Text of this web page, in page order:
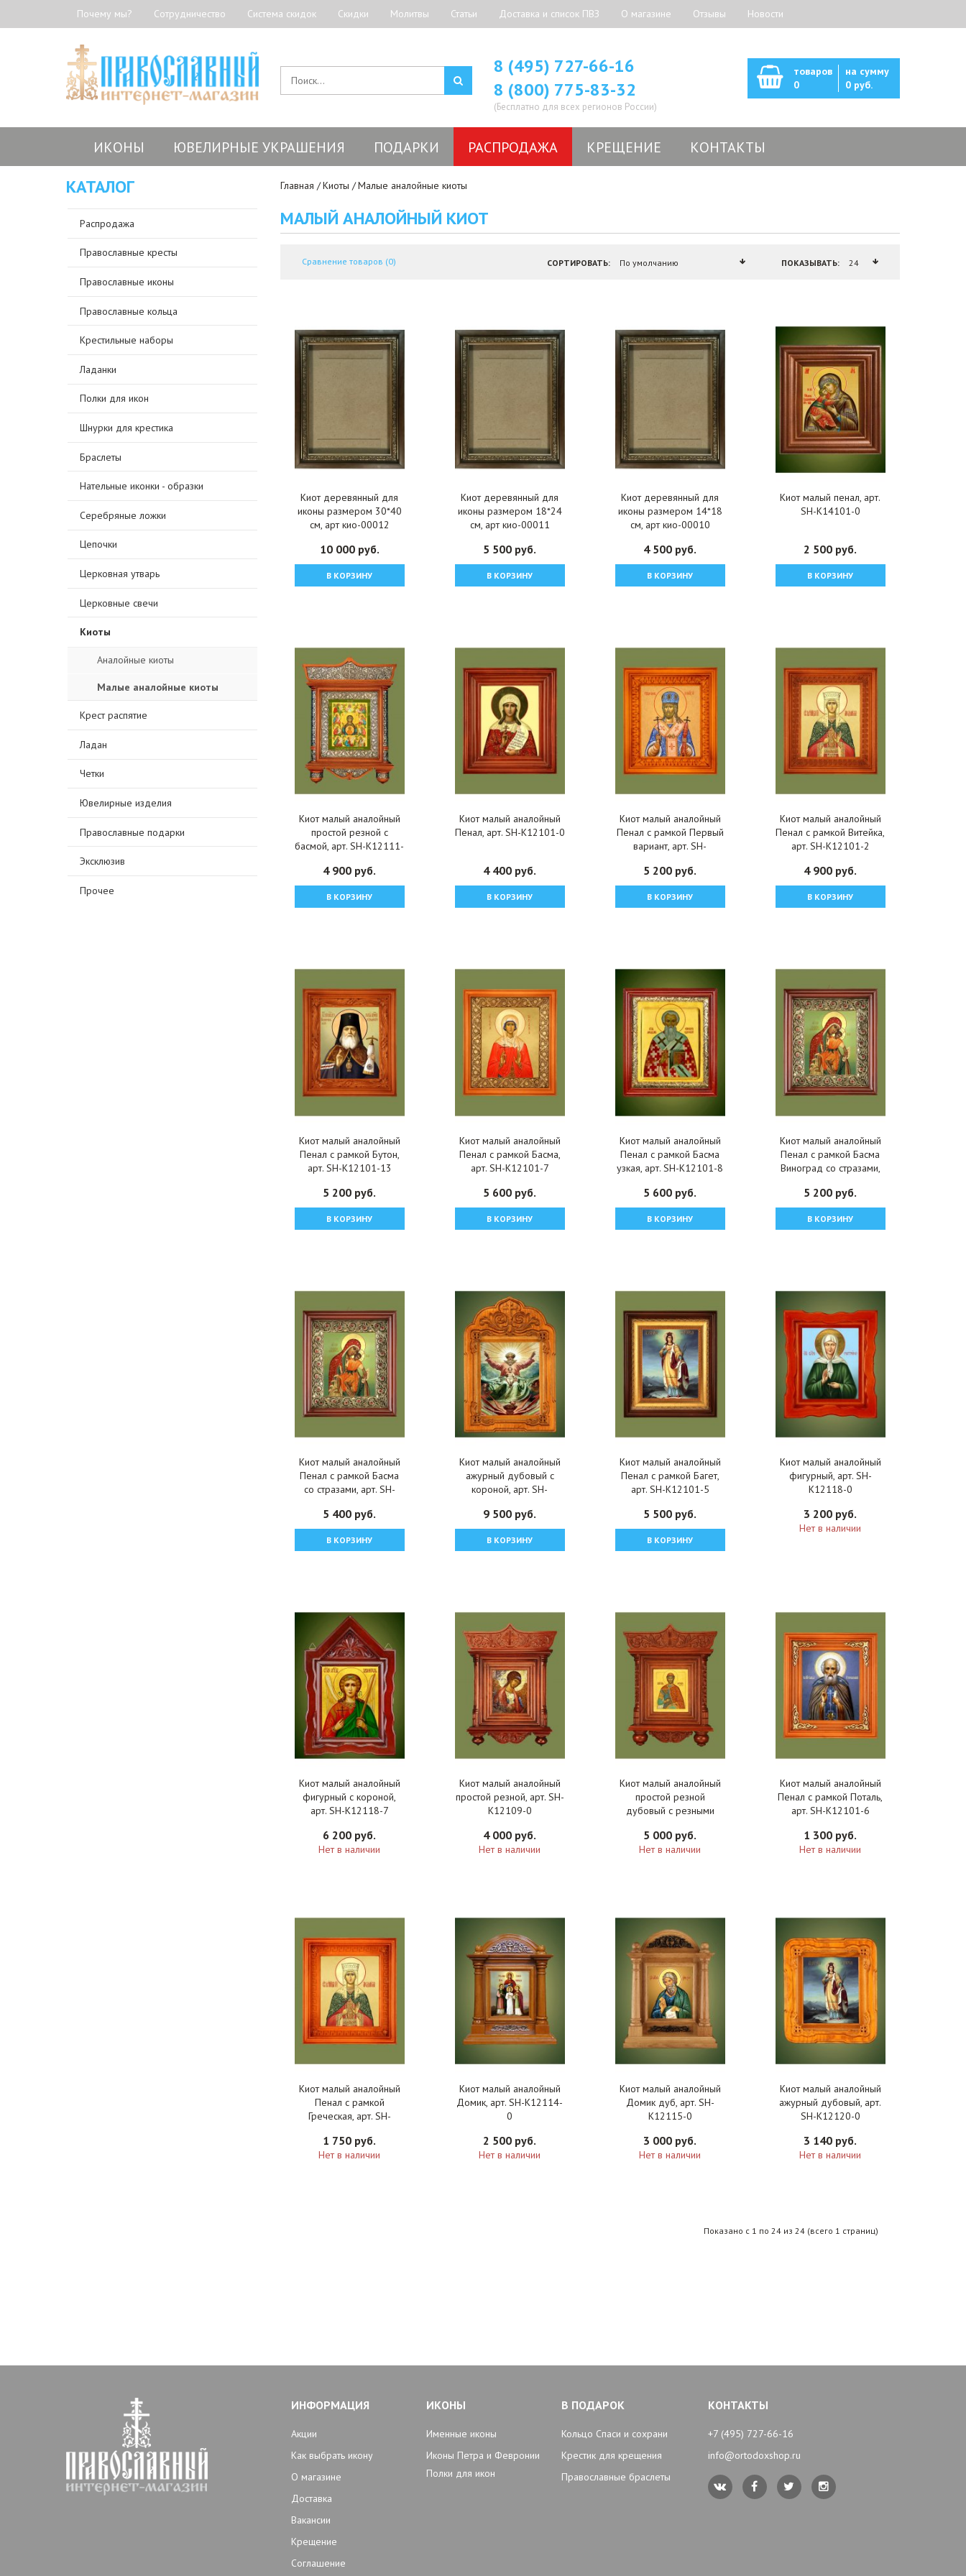
Почему мы? Сотрудничество Система скидок Скидки Молитвы Статьи Доставка и список ПВЗ О магазине Отзывы Новости
8 (495) 727-66-16
8 (800) 775-83-32
(Бесплатно для всех регионов России)
товаров
0
на сумму
0 руб.
ИКОНЫ ЮВЕЛИРНЫЕ УКРАШЕНИЯ ПОДАРКИ РАСПРОДАЖА КРЕЩЕНИЕ КОНТАКТЫ
КАТАЛОГ
Распродажа
Православные кресты
Православные иконы
Православные кольца
Крестильные наборы
Ладанки
Полки для икон
Шнурки для крестика
Браслеты
Нательные иконки - образки
Серебряные ложки
Цепочки
Церковная утварь
Церковные свечи
Киоты
Аналойные киоты
Малые аналойные киоты
Крест распятие
Ладан
Четки
Ювелирные изделия
Православные подарки
Эксклюзив
Прочее
Главная Киоты Малые аналойные киоты
МАЛЫЙ АНАЛОЙНЫЙ КИОТ
Сравнение товаров (0) СОРТИРОВАТЬ: ПОКАЗЫВАТЬ:
Киот деревянный для
иконы размером 30*40
см, арт кио-00012
10 000 руб.
В КОРЗИНУ
Киот деревянный для
иконы размером 18*24
см, арт кио-00011
5 500 руб.
В КОРЗИНУ
Киот деревянный для
иконы размером 14*18
см, арт кио-00010
4 500 руб.
В КОРЗИНУ
Киот малый пенал, арт.
SH-K14101-0
2 500 руб.
В КОРЗИНУ
Киот малый аналойный
простой резной с
басмой, арт. SH-K12111-
4 900 руб.
В КОРЗИНУ
Киот малый аналойный
Пенал, арт. SH-K12101-0
4 400 руб.
В КОРЗИНУ
Киот малый аналойный
Пенал с рамкой Первый
вариант, арт. SH-
5 200 руб.
В КОРЗИНУ
Киот малый аналойный
Пенал с рамкой Витейка,
арт. SH-K12101-2
4 900 руб.
В КОРЗИНУ
Киот малый аналойный
Пенал с рамкой Бутон,
арт. SH-K12101-13
5 200 руб.
В КОРЗИНУ
Киот малый аналойный
Пенал с рамкой Басма,
арт. SH-K12101-7
5 600 руб.
В КОРЗИНУ
Киот малый аналойный
Пенал с рамкой Басма
узкая, арт. SH-K12101-8
5 600 руб.
В КОРЗИНУ
Киот малый аналойный
Пенал с рамкой Басма
Виноград со стразами,
5 200 руб.
В КОРЗИНУ
Киот малый аналойный
Пенал с рамкой Басма
со стразами, арт. SH-
5 400 руб.
В КОРЗИНУ
Киот малый аналойный
ажурный дубовый с
короной, арт. SH-
9 500 руб.
В КОРЗИНУ
Киот малый аналойный
Пенал с рамкой Багет,
арт. SH-K12101-5
5 500 руб.
В КОРЗИНУ
Киот малый аналойный
фигурный, арт. SH-
K12118-0
3 200 руб.
Нет в наличии
Киот малый аналойный
фигурный с короной,
арт. SH-K12118-7
6 200 руб.
Нет в наличии
Киот малый аналойный
простой резной, арт. SH-
K12109-0
4 000 руб.
Нет в наличии
Киот малый аналойный
простой резной
дубовый с резными
K12111-0
5 000 руб.
Нет в наличии
Киот малый аналойный
Пенал с рамкой Поталь,
арт. SH-K12101-6
1 300 руб.
Нет в наличии
Киот малый аналойный
Пенал с рамкой
Греческая, арт. SH-
1 750 руб.
Нет в наличии
Киот малый аналойный
Домик, арт. SH-K12114-
0
2 500 руб.
Нет в наличии
Киот малый аналойный
Домик дуб, арт. SH-
K12115-0
3 000 руб.
Нет в наличии
Киот малый аналойный
ажурный дубовый, арт.
SH-K12120-0
3 140 руб.
Нет в наличии
Показано с 1 по 24 из 24 (всего 1 страниц)
ИНФОРМАЦИЯ
Акции
Как выбрать икону
О магазине
Доставка
Вакансии
Крещение
Соглашение
ИКОНЫ
Именные иконы
Иконы Петра и Февронии
Полки для икон
В ПОДАРОК
Кольцо Спаси и сохрани
Крестик для крещения
Православные браслеты
КОНТАКТЫ
+7 (495) 727-66-16
info@ortodoxshop.ru